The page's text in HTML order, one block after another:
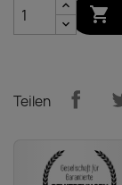

Teilen